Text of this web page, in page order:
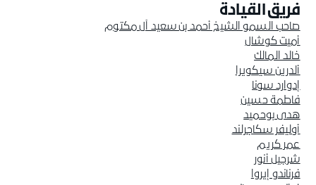
فريق القيادة
صاحب السمو الشيخ أحمد بن سعيد آل مكتوم
أميت كوشال
خالد المالك
ألدرين سيكويرا
إدوارد سونا
فاطمة حسين
هدى بوحميد
أوليفر سكاجرلند
عمر كريم
شرجيل أنور
فرناندو إيروا